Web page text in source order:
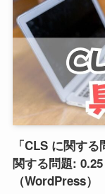
「CLS に関す
関する問題:
（WordPress）